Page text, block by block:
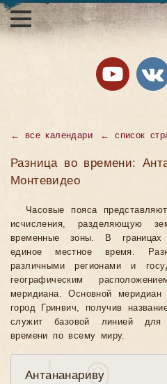
← все календари ←список
Разница во времени:
Монтевидео
Часовые пояса
исчисления, разделяющую
временные зоны. В границах
единое местное время.
различными регионами и
географическим
меридиана. Основной меридиан
город Гринвич, получив
служит базовой линией
времени по всему миру.
Антананариву